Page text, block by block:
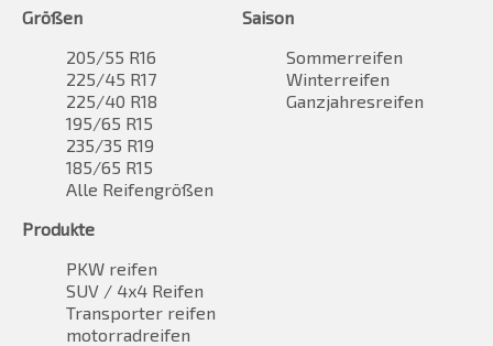
Größen
205/55 R16
225/45 R17
225/40 R18
195/65 R15
235/35 R19
185/65 R15
Alle Reifengrößen
Saison
Sommerreifen
Winterreifen
Ganzjahresreifen
Produkte
PKW reifen
SUV / 4x4 Reifen
Transporter reifen
motorradreifen